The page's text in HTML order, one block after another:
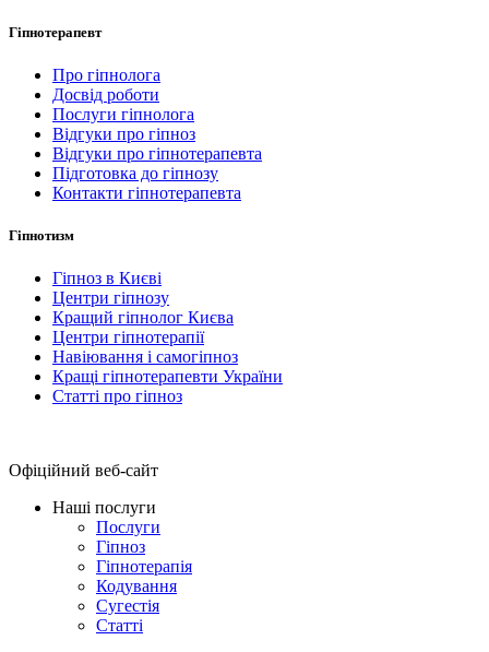
Гіпнотерапевт
Про гіпнолога
Досвід роботи
Послуги гіпнолога
Відгуки про гіпноз
Відгуки про гіпнотерапевта
Підготовка до гіпнозу
Контакти гіпнотерапевта
Гіпнотизм
Гіпноз в Києві
Центри гіпнозу
Кращий гіпнолог Києва
Центри гіпнотерапії
Навіювання і самогіпноз
Кращі гіпнотерапевти України
Статті про гіпноз
Офіційний веб-сайт
Наші послуги
Послуги
Гіпноз
Гіпнотерапія
Кодування
Сугестія
Статті